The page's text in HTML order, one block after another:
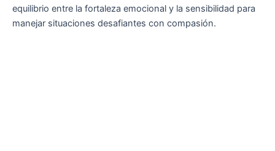
equilibrio entre la fortaleza emocional y la sensibilidad para
manejar situaciones desafiantes con compasión.